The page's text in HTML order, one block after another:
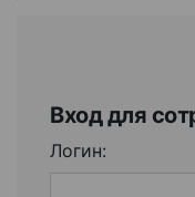
Вход для
Логин: